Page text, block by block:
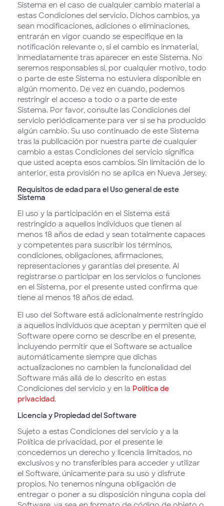
Sistema en el caso de cualquier cambio material a
estas Condiciones del servicio. Dichos cambios, ya
sean modificaciones, adiciones o eliminaciones,
entrarán en vigor cuando se especifique en la
notificación relevante o, si el cambio es inmaterial,
inmediatamente tras aparecer en este Sistema. No
seremos responsables si, por cualquier motivo, todo
o parte de este Sistema no estuviera disponible en
algún momento. De vez en cuando, podemos
restringir el acceso a todo o a parte de este
Sistema. Por favor, consulte las Condiciones del
servicio periódicamente para ver si se ha producido
algún cambio. Su uso continuado de este Sistema
tras la publicación por nuestra parte de cualquier
cambio a estas Condiciones del servicio significa
que usted acepta esos cambios. Sin limitación de lo
anterior, esta provisión no se aplica en Nueva Jersey.
Requisitos de edad para el Uso general de este
Sistema
El uso y la participación en el Sistema está
restringido a aquellos individuos que tienen al
menos 18 años de edad y sean totalmente capaces
y competentes para suscribir los términos,
condiciones, obligaciones, afirmaciones,
representaciones y garantías del presente. Al
registrarse o participar en los servicios o funciones
en el Sistema, por el presente usted confirma que
tiene al menos 18 años de edad.
El uso del Software está adicionalmente restringido
a aquellos individuos que aceptan y permiten que el
Software opere como se describe en el presente,
incluyendo permitir que el Software se actualice
automáticamente siempre que dichas
actualizaciones no cambien la funcionalidad del
Software más allá de lo descrito en estas
Condiciones del servicio y en la Política de
privacidad.
Licencia y Propiedad del Software
Sujeto a estas Condiciones del servicio y a la
Política de privacidad, por el presente le
concedemos un derecho y licencia limitados, no
exclusivos y no transferibles para acceder y utilizar
el Software, únicamente para su uso y disfrute
propios. No tenemos ninguna obligación de
entregar o poner a su disposición ninguna copia del